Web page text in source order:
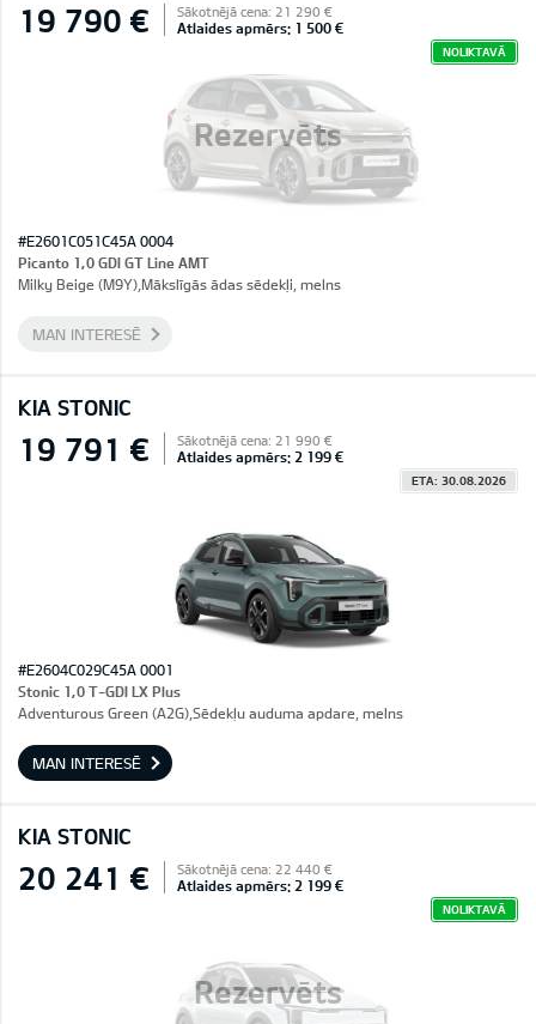
Rezervēts
19 790 € Sākotnējā cena: 21 290 €
Atlaides apmērs: 1 500 €
NOLIKTAVĀ
#E2601C051C45A 0004
Picanto 1,0 GDI GT Line AMT
Milky Beige (M9Y),Mākslīgās ādas sēdekļi, melns
MAN INTERESĒ
KIA STONIC
19 791 € Sākotnējā cena: 21 990 €
Atlaides apmērs: 2 199 €
ETA: 30.08.2026
#E2604C029C45A 0001
Stonic 1,0 T-GDI LX Plus
Adventurous Green (A2G),Sēdekļu auduma apdare, melns
MAN INTERESĒ
KIA STONIC
Rezervēts
20 241 € Sākotnējā cena: 22 440 €
Atlaides apmērs: 2 199 €
NOLIKTAVĀ